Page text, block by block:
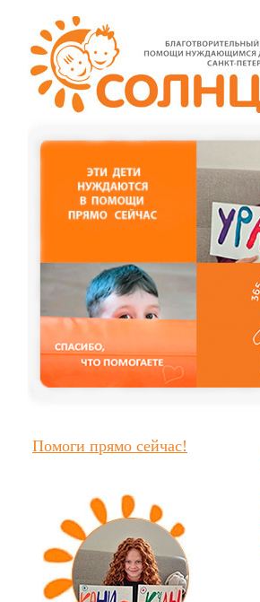
Помоги прямо сейчас!